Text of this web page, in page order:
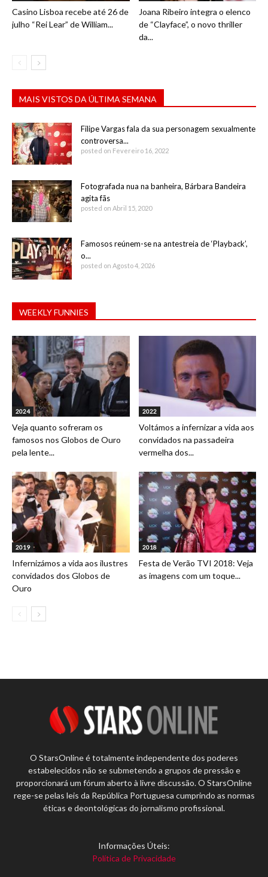
Casino Lisboa recebe até 26 de
julho “Rei Lear” de William...
Joana Ribeiro integra o elenco
de “Clayface”, o novo thriller
da...
MAIS VISTOS DA ÚLTIMA SEMANA
Filipe Vargas fala da sua personagem sexualmente
controversa...
posted on Fevereiro 16, 2022
Fotografada nua na banheira, Bárbara Bandeira
agita fãs
posted on Abril 15, 2020
Famosos reúnem-se na antestreia de ‘Playback’,
o...
posted on Agosto 4, 2026
WEEKLY FUNNIES
2024
Veja quanto sofreram os
famosos nos Globos de Ouro
pela lente...
2022
Voltámos a infernizar a vida aos
convidados na passadeira
vermelha dos...
2019
Infernizámos a vida aos ilustres
convidados dos Globos de
Ouro
2018
Festa de Verão TVI 2018: Veja
as imagens com um toque...
O StarsOnline é totalmente independente dos poderes
estabelecidos não se submetendo a grupos de pressão e
proporcionará um fórum aberto à livre discussão. O StarsOnline
rege-se pelas leis da República Portuguesa cumprindo as normas
éticas e deontológicas do jornalismo profissional.
Informações Úteis:
Política de Privacidade